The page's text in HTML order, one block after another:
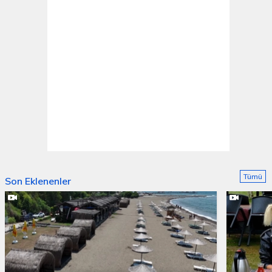
Son Eklenenler Tümü